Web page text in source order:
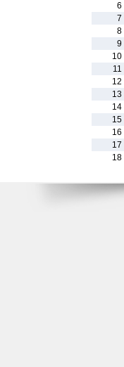
6
7
8
9
10
11
12
13
14
15
16
17
18